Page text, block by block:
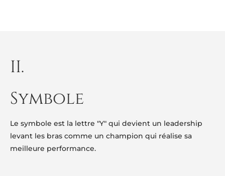
II.
Symbole
Le symbole est la lettre "Y" qui devient un leadership
levant les bras comme un champion qui réalise sa
meilleure performance.